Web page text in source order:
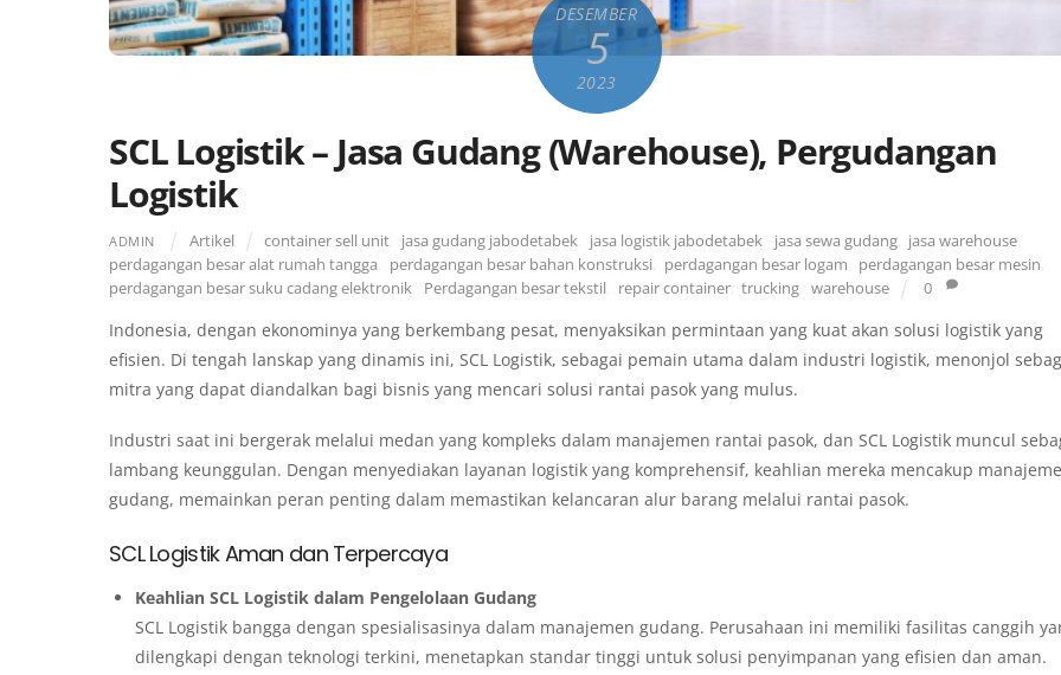
DESEMBER
5
2023
SCL Logistik – Jasa Gudang (Warehouse), Pergudangan
Logistik
ADMIN Artikel container sell unit jasa gudang jabodetabek jasa logistik jabodetabek, jasa sewa gudang, jasa warehouse
perdagangan besar alat rumah tangga
perdagangan besar bahan konstruksi perdagangan besar logam perdagangan besar mesin
perdagangan besar suku cadang elektronik
Perdagangan besar tekstil repair container, trucking warehouse 0
Indonesia, dengan ekonominya yang berkembang pesat, menyaksikan permintaan yang kuat akan solusi logistik yang
efisien. Di tengah lanskap yang dinamis ini, SCL Logistik, sebagai pemain utama dalam industri logistik, menonjol
mitra yang dapat diandalkan bagi bisnis yang mencari solusi rantai pasok yang mulus.
Industri saat ini bergerak melalui medan yang kompleks dalam manajemen rantai pasok, dan SCL Logistik muncul
lambang keunggulan. Dengan menyediakan layanan logistik yang komprehensif, keahlian mereka mencakup
gudang, memainkan peran penting dalam memastikan kelancaran alur barang melalui rantai pasok.
SCL Logistik Aman dan Terpercaya
Keahlian SCL Logistik dalam Pengelolaan Gudang
SCL Logistik bangga dengan spesialisasinya dalam manajemen gudang. Perusahaan ini memiliki fasilitas canggih
dilengkapi dengan teknologi terkini, menetapkan standar tinggi untuk solusi penyimpanan yang efisien dan aman.